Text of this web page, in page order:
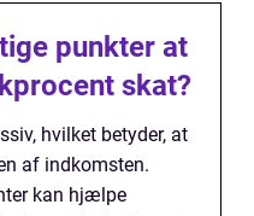
punkter at
skat?
hvilket betyder, at
af indkomsten.
kan hjælpe